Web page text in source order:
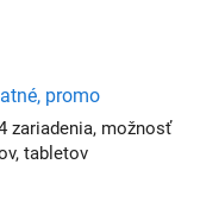
promo
zariadenia, možnosť
tabletov